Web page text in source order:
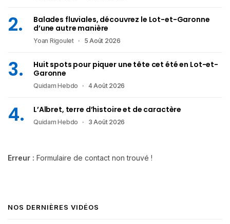
Balades fluviales, découvrez le Lot-et-Garonne
d’une autre manière
Yoan Rigoulet 5 Août 2026
Huit spots pour piquer une tête cet été en Lot-et-
Garonne
Quidam Hebdo 4 Août 2026
L’Albret, terre d’histoire et de caractère
Quidam Hebdo 3 Août 2026
Erreur : Formulaire de contact non trouvé !
NOS DERNIÈRES VIDÉOS